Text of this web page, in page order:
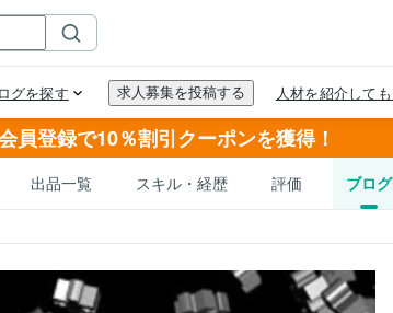
員登録で10％割引クーポンを獲得！
出品一覧 スキル・経歴 評価 ブログ